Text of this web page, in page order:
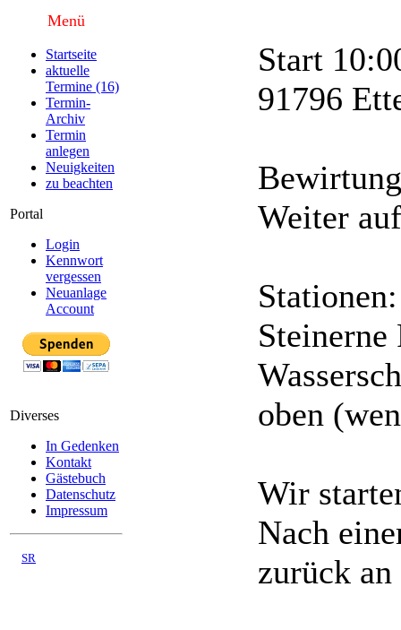
Menü
Startseite
aktuelle
Termine (16)
Termin-
Archiv
Termin
anlegen
Neuigkeiten
zu beachten
Portal
Login
Kennwort
vergessen
Neuanlage
Account
Diverses
In Gedenken
Kontakt
Gästebuch
Datenschutz
Impressum
SR
Start
91796
Weiter
Stationen:
oben
Wir
Nach
zurück